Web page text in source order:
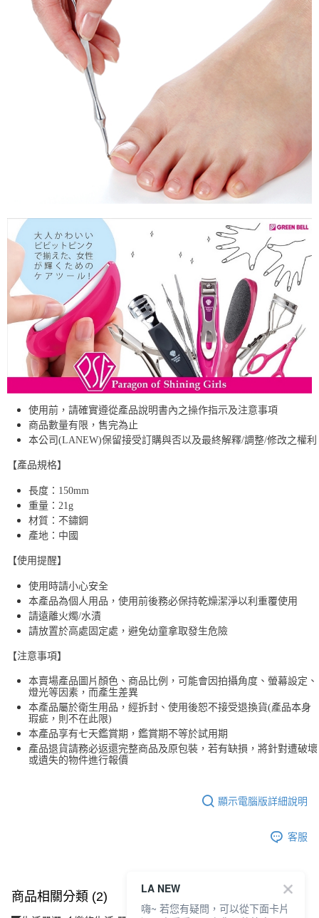
使用前，請確實遵從產品說明書內之操作指示及注意事項
商品數量有限，售完為止
本公司(LANEW)保留接受訂購與否以及最終解釋/調整/修改之權利
【產品規格】
長度：150mm
重量：21g
材質：不鏽鋼
產地：中國
【使用提醒】
使用時請小心安全
本產品為個人用品，使用前後務必保持乾燥潔淨以利重覆使用
請遠離火燭/水漬
請放置於高處固定處，避免幼童拿取發生危險
【注意事項】
本賣場產品圖片顏色、商品比例，可能會因拍攝角度、螢幕設定、
燈光等因素，而產生差異
本產品屬於衛生用品，經拆封、使用後恕不接受退換貨(產品本身
瑕疵，則不在此限)
本產品享有七天鑑賞期，鑑賞期不等於試用期
產品退貨請務必返還完整商品及原包裝，若有缺損，將針對遭破壞
或遺失的物件進行報價
顯示電腦版詳細說明
客服
商品相關分類 (2)
LA NEW
嗨~ 若您有疑問，可以從下面卡片